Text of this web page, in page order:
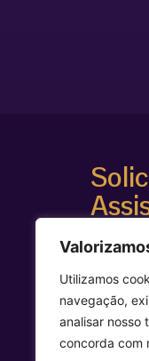
Utilizamos
navegação,
analisar nosso
concorda com
Entre em